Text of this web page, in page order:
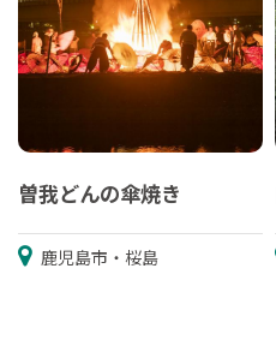
曽我どんの傘焼き
鹿児島市・桜島